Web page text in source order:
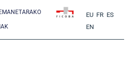
EU FR ES
EN